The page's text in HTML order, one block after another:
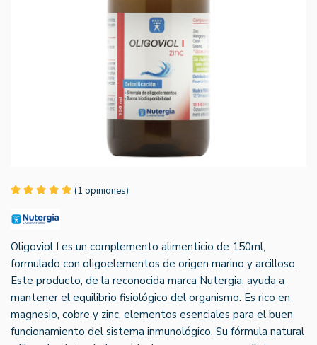
(1 opiniones)
Oligoviol I es un complemento alimenticio de 150ml,
formulado con oligoelementos de origen marino y arcilloso.
Este producto, de la reconocida marca Nutergia, ayuda a
mantener el equilibrio fisiológico del organismo. Es rico en
magnesio, cobre y zinc, elementos esenciales para el buen
funcionamiento del sistema inmunológico. Su fórmula natural